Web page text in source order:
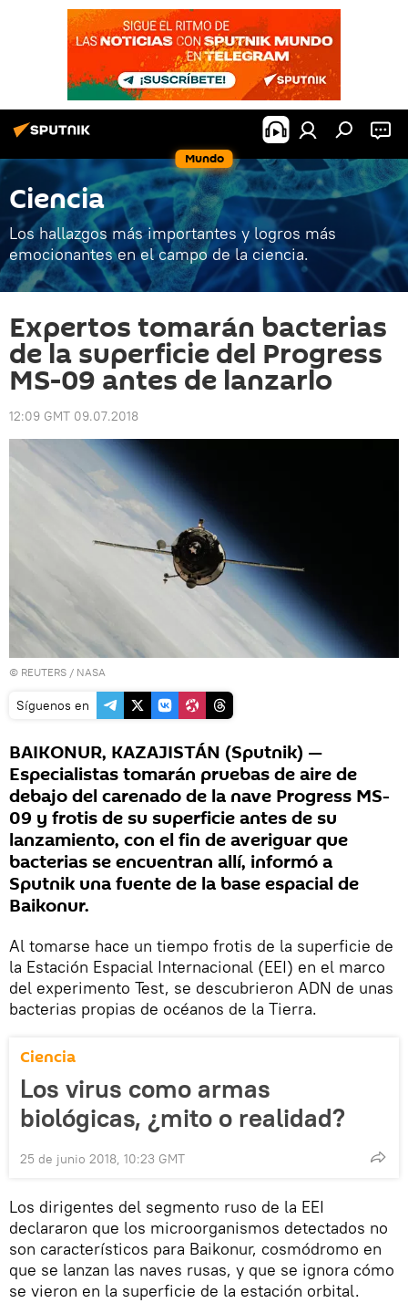
Mundo
Ciencia
Los hallazgos más importantes y logros más
emocionantes en el campo de la ciencia.
Expertos tomarán bacterias
de la superficie del Progress
MS-09 antes de lanzarlo
12:09 GMT 09.07.2018
© REUTERS / NASA
Síguenos en
BAIKONUR, KAZAJISTÁN (Sputnik) —
Especialistas tomarán pruebas de aire de
debajo del carenado de la nave Progress MS-
09 y frotis de su superficie antes de su
lanzamiento, con el fin de averiguar que
bacterias se encuentran allí, informó a
Sputnik una fuente de la base espacial de
Baikonur.
Al tomarse hace un tiempo frotis de la superficie de
la Estación Espacial Internacional (EEI) en el marco
del experimento Test, se descubrieron ADN de unas
bacterias propias de océanos de la Tierra.
Ciencia
Los virus como armas
biológicas, ¿mito o realidad?
25 de junio 2018, 10:23 GMT
Los dirigentes del segmento ruso de la EEI
declararon que los microorganismos detectados no
son característicos para Baikonur, cosmódromo en
que se lanzan las naves rusas, y que se ignora cómo
se vieron en la superficie de la estación orbital.